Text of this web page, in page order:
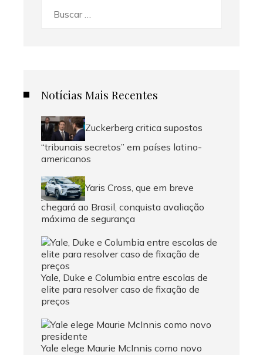
Notícias Mais Recentes
Zuckerberg critica supostos
“tribunais secretos” em países latino-
americanos
Yaris Cross, que em breve
chegará ao Brasil, conquista avaliação
máxima de segurança
Yale, Duke e Columbia entre escolas de
elite para resolver caso de fixação de
preços
Yale elege Maurie McInnis como novo